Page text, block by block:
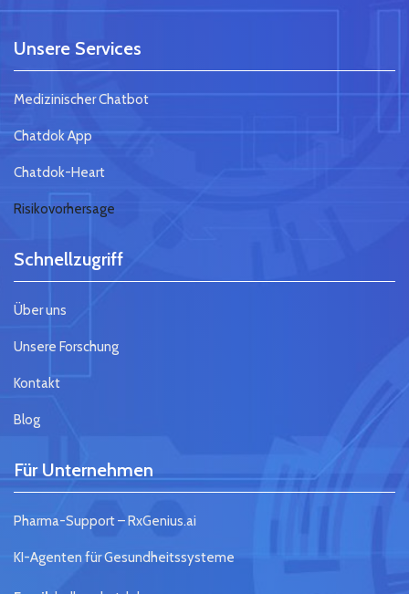
Unsere Services
Medizinischer Chatbot
Chatdok App
Chatdok-Heart
Risikovorhersage
Schnellzugriff
Über uns
Unsere Forschung
Kontakt
Blog
Für Unternehmen
Pharma-Support – RxGenius.ai
KI-Agenten für Gesundheitssysteme